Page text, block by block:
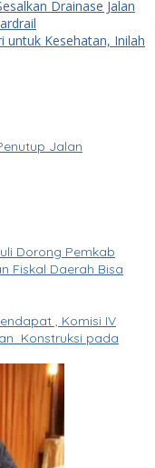
Drainase Jalan
untuk Kesehatan, Inilah
Jalan
Dorong Pemkab
Fiskal Daerah Bisa
, Komisi IV
Konstruksi pada